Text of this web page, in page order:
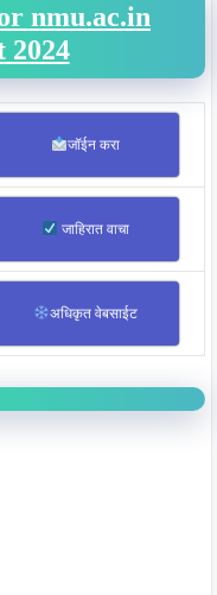
nmu.ac.in
2024
जॉईन करा
जाहिरात वाचा
अधिकृत वेबसाईट